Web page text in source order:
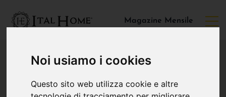
Noi usiamo i cookies
Questo sito web utilizza cookie e altre
Magazine Mensile